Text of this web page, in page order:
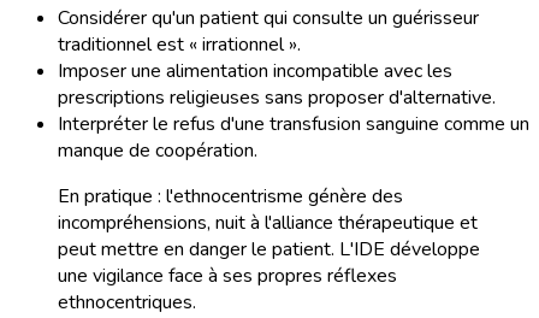
Considérer qu'un patient qui consulte un guérisseur
traditionnel est « irrationnel ».
Imposer une alimentation incompatible avec les
prescriptions religieuses sans proposer d'alternative.
Interpréter le refus d'une transfusion sanguine comme un
manque de coopération.
En pratique : l'ethnocentrisme génère des
incompréhensions, nuit à l'alliance thérapeutique et
peut mettre en danger le patient. L'IDE développe
une vigilance face à ses propres réflexes
ethnocentriques.